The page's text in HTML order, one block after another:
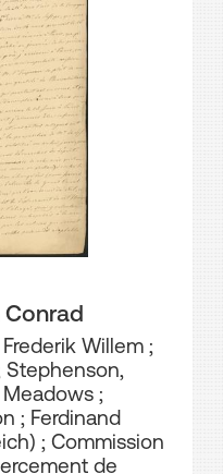
Willem;
Stephenson,
Meadows;
; Ferdinand
; Commission
de